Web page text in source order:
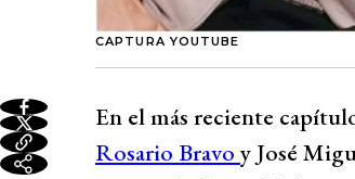
CAPTURA YOUTUBE
En el más reciente
Rosario Bravo y José